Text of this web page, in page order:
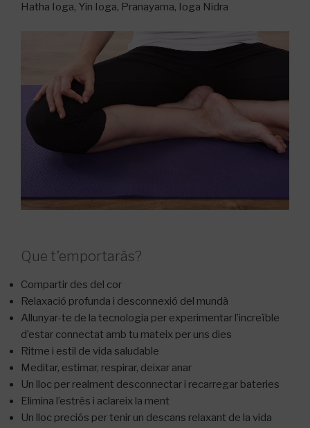
Hatha Ioga, Yin Ioga, Pranayama, Ioga Nidra
Que t’emportaràs?
Compartir des del cor
Relaxació profunda i desconnexió del mundà
Allunyar-te de la tecnologia per experimentar l’increïble
d’estar connectat amb tu mateix per uns dies
Ritme i estil de vida saludable
Meditar, estimar, respirar, deixar anar
Un lloc per realment desconnectar i recarregar bateries
Elimina l’estrès i aclareix la ment
Un lloc preciós per tenir un descans relaxant de la vida